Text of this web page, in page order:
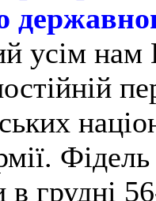
усім нам
в грудні